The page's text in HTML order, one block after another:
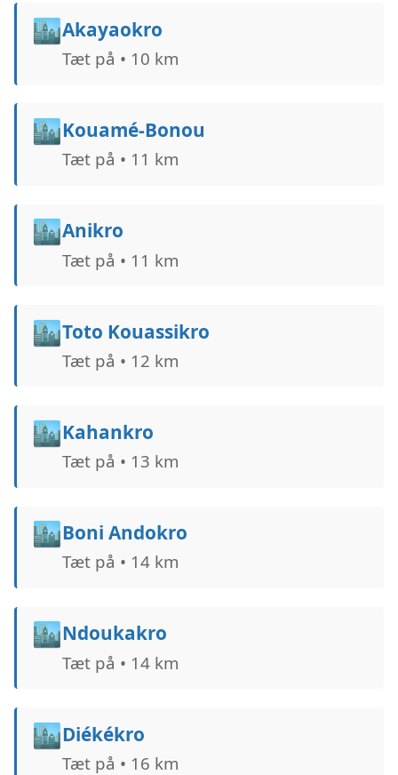
🏙️Akayaokro
Tæt på • 10 km
🏙️Kouamé-Bonou
Tæt på • 11 km
🏙️Anikro
Tæt på • 11 km
🏙️Toto Kouassikro
Tæt på • 12 km
🏙️Kahankro
Tæt på • 13 km
🏙️Boni Andokro
Tæt på • 14 km
🏙️Ndoukakro
Tæt på • 14 km
🏙️Diékékro
Tæt på • 16 km